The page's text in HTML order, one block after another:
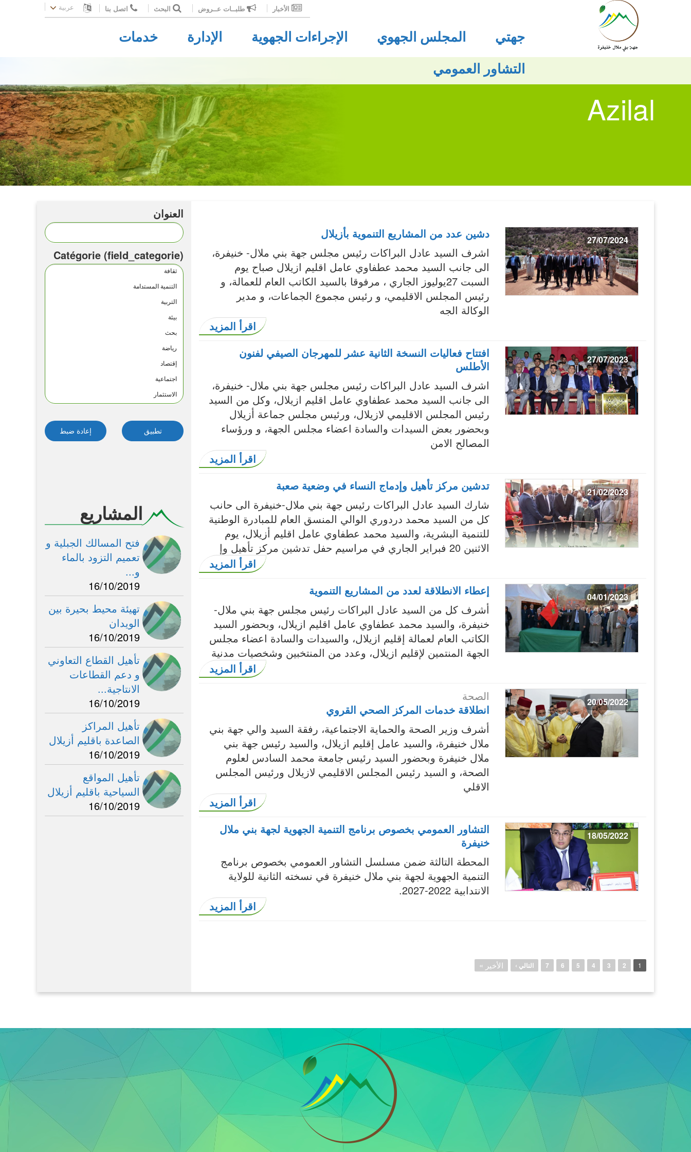
الأخبار طلبــات عــروض البحث اتصل بنا عربية
جهتي المجلس الجهوي الإجراءات الجهوية الإدارة
خدمات
التشاور العمومي
Azilal
27/07/2024
دشين عدد من المشاريع التنموية بأزيلال
اشرف السيد عادل البراكات رئيس مجلس جهة بني ملال- خنيفرة،
الى جانب السيد محمد عطفاوي عامل اقليم ازيلال صباح يوم
السبت 27يوليوز الجاري ، مرفوقا بالسيد الكاتب العام للعمالة، و
رئيس المجلس الاقليمي، و رئيس مجموع الجماعات، و مدير
الوكالة الجه
اقرأ المزيد
27/07/2023
افتتاح فعاليات النسخة الثانية عشر للمهرجان الصيفي لفنون
الأطلس
اشرف السيد عادل البراكات رئيس مجلس جهة بني ملال- خنيفرة،
الى جانب السيد محمد عطفاوي عامل اقليم ازيلال، وكل من السيد
رئيس المجلس الاقليمي لازيلال، ورئيس مجلس جماعة أزيلال
وبحضور بعض السيدات والسادة اعضاء مجلس الجهة، و ورؤساء
المصالح الامن
اقرأ المزيد
21/02/2023
تدشين مركز تأهيل وإدماج النساء في وضعية صعبة
شارك السيد عادل البراكات رئيس جهة بني ملال-خنيفرة الى حانب
كل من السيد محمد دردوري الوالي المنسق العام للمبادرة الوطنية
للتنمية البشرية، والسيد محمد عطفاوي عامل اقليم أزيلال، يوم
الاثنين 20 فبراير الجاري في مراسيم حفل تدشين مركز تأهيل وإ
اقرأ المزيد
04/01/2023
إعطاء الانطلاقة لعدد من المشاريع التنموية
أشرف كل من السيد عادل البراكات رئيس مجلس جهة بني ملال-
خنيفرة، والسيد محمد عطفاوي عامل اقليم ازيلال، وبحضور السيد
الكاتب العام لعمالة إقليم ازيلال، والسيدات والسادة اعضاء مجلس
الجهة المنتمين لإقليم ازيلال، وعدد من المنتخبين وشخصيات مدنية
اقرأ المزيد
20/05/2022
الصحة
انطلاقة خدمات المركز الصحي القروي
أشرف وزير الصحة والحماية الاجتماعية، رفقة السيد والي جهة بني
ملال خنيفرة، والسيد عامل إقليم ازيلال، والسيد رئيس جهة بني
ملال خنيفرة وبحضور السيد رئيس جامعة محمد السادس لعلوم
الصحة، و السيد رئيس المجلس الاقليمي لازيلال ورئيس المجلس
الاقلي
اقرأ المزيد
18/05/2022
التشاور العمومي بخصوص برنامج التنمية الجهوية لجهة بني ملال
خنيفرة
المحطة التالثة ضمن مسلسل التشاور العمومي بخصوص برنامج
التنمية الجهوية لجهة بني ملال خنيفرة في نسخته الثانية للولاية
الانتدابية 2022-2027.
اقرأ المزيد
1
2
3
4
5
6
7 التالي › الأخير »
العنوان
Catégorie (field_categorie)
ثقافة
التنمية المستدامة
التربية
بيئة
بحث
رياضة
إقتصاد
اجتماعية
الاستثمار
التكوين
التنمية الجهوية
المالية
الهجرة
المشاريع
فتح المسالك الجبلية و
تعميم التزود بالماء
و...
16/10/2019
تهيئة محيط بحيرة بين
الويدان
16/10/2019
تأهيل القطاع التعاوني
و دعم القطاعات
الانتاجية...
16/10/2019
تأهيل المراكز
الصاعدة باقليم أزيلال
16/10/2019
تأهيل المواقع
السياحية باقليم أزيلال
16/10/2019